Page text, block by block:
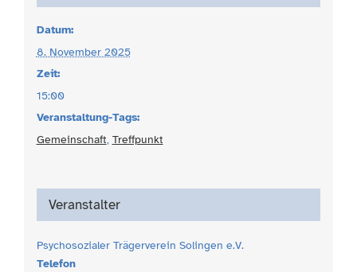
Datum:
8. November 2025
Zeit:
15:00
Veranstaltung-Tags:
Gemeinschaft, Treffpunkt
Veranstalter
Psychosozialer Trägerverein Solingen e.V.
Telefon